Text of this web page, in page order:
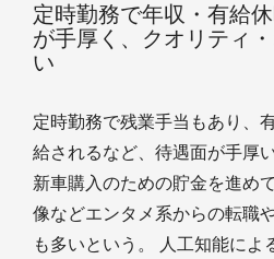
定時勤務で年収・有給
が手厚く、クオリティ
い
定時勤務で残業手当もあり、
給されるなど、待遇面が手厚
新車購入のための貯金を進め
像などエンタメ系からの転職
も多いという。 人工知能によ